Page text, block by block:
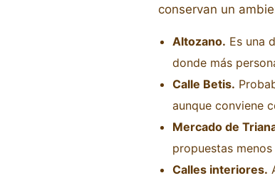
conservan un
Altozano. Es una
donde más
Calle Betis.
aunque conviene
Mercado de
propuestas
Calles interiores.